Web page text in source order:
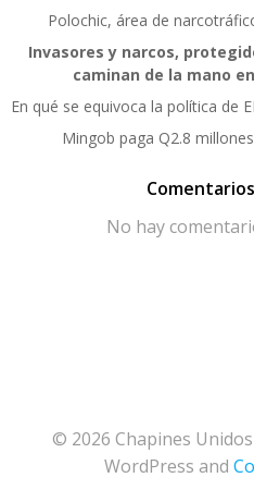
Polochic, área de
Invasores y narcos,
caminan de la mano
En qué se equivoca la política de
Mingob paga Q2.8
No hay
© 2026 Chapines
WordPress and